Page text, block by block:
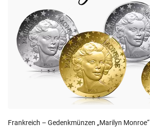
Frankreich – Gedenkmünzen „Marilyn Monroe“